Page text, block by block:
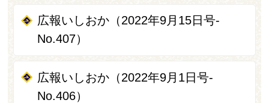
広報いしおか（2022年9月15日号-
No.407）
広報いしおか（2022年9月1日号-
No.406）